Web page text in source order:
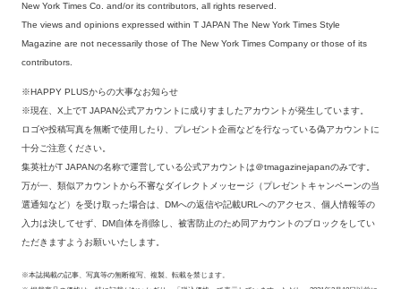
New York Times Co. and/or its contributors, all rights reserved.
The views and opinions expressed within T JAPAN The New York Times Style
Magazine are not necessarily those of The New York Times Company or those of its
contributors.
※HAPPY PLUSからの大事なお知らせ
※現在、X上でT JAPAN公式アカウントに成りすましたアカウントが発生しています。
ロゴや投稿写真を無断で使用したり、プレゼント企画などを行なっている偽アカウントに
十分ご注意ください。
集英社がT JAPANの名称で運営している公式アカウントは＠tmagazinejapanのみです。
万が一、類似アカウントから不審なダイレクトメッセージ（プレゼントキャンペーンの当
選通知など）を受け取った場合は、DMへの返信や記載URLへのアクセス、個人情報等の
入力は決してせず、DM自体を削除し、被害防止のため同アカウントのブロックをしてい
ただきますようお願いいたします。
※本誌掲載の記事、写真等の無断複写、複製、転載を禁じます。